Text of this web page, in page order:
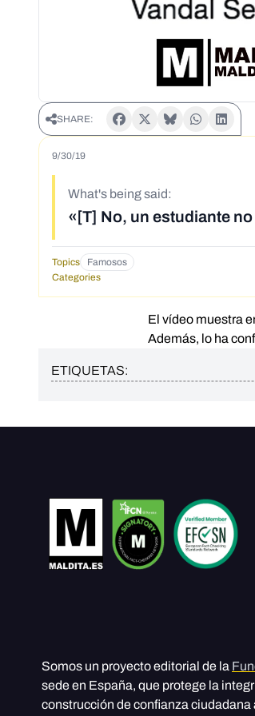
SHARE:
9/30/19
What's being said:
«[T] No, un estudiante
Topics Famosos
Categories
El vídeo muestra
Además, lo ha
ETIQUETAS:
Somos un proyecto editorial de la
sede en España, que protege la
construcción de confianza